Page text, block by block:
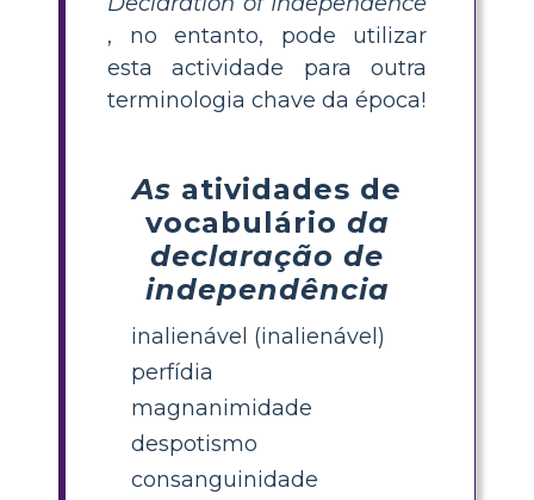
, no entanto, pode utilizar
esta actividade para outra
terminologia chave da época!
As atividades de
vocabulário da
declaração de
independência
inalienável (inalienável)
perfídia
magnanimidade
despotismo
consanguinidade